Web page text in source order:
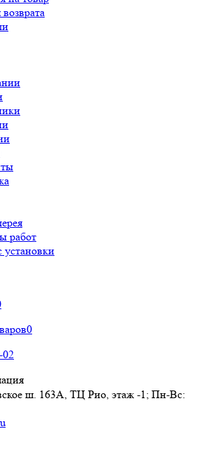
работ
установки
0
02
ш. 163А, ТЦ Рио, этаж -1; Пн-Вс: